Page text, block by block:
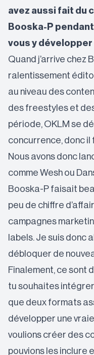
avez aussi fait du
Booska-P
vous y développer
Quand j’arrive chez
ralentissement
au niveau des
des freestyles et
période, OKLM se
concurrence, donc
Nous avons donc
comme Wesh ou
Booska-P faisait
peu de chiffre
campagnes
labels. Je suis donc
débloquer de
Finalement, ce sont
tu souhaites intégrer
que deux formats
développer une
voulions créer des
pouvions les inclure